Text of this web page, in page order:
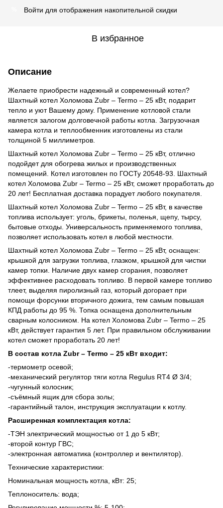
Войти для отображения накопительной скидки
В избранное
Описание
Желаете приобрести надежный и современный котел?
Шахтный котел Холомова Zubr – Termo – 25 кВт, подарит
тепло и уют Вашему дому. Применение котловой стали
является залогом долговечной работы котла. Загрузочная
камера котла и теплообменник изготовлены из стали
толщиной 5 миллиметров.
Шахтный котел Холомова Zubr – Termo – 25 кВт, отлично
подойдет для обогрева жилых и производственных
помещений. Котел изготовлен по ГОСТу 20548-93. Шахтный
котел Холомова Zubr – Termo – 25 кВт, сможет проработать до
20 лет! Бесплатная доставка порадует любого покупателя.
Шахтный котел Холомова Zubr – Termo – 25 кВт, в качестве
топлива использует: уголь, брикеты, поленья, щепу, тырсу,
бытовые отходы. Универсальность применяемого топлива,
позволяет использовать котел в любой местности.
Шахтный котел Холомова Zubr – Termo – 25 кВт, оснащен:
крышкой для загрузки топлива, глазком, крышкой для чистки
камер топки. Наличие двух камер сгорания, позволяет
эффективнее расходовать топливо. В первой камере топливо
тлеет, выделяя пиролизный газ, который догорает при
помощи форсунки вторичного дожига, тем самым повышая
КПД работы до 95 %. Топка оснащена дополнительным
сварным колосником. На котел Холомова Zubr – Termo – 25
кВт, действует гарантия 5 лет. При правильном обслуживании
котел сможет проработать 20 лет!
В состав котла Zubr – Termo – 25 кВт входит:
-термометр осевой;
-механический регулятор тяги котла Regulus RT4 Ø 3/4;
-чугунный колосник;
-съёмный ящик для сбора золы;
-гарантийный талон, инструкция эксплуатации к котлу.
Расширенная комплектация котла:
-ТЭН электрический мощностью от 1 до 5 кВт;
-второй контур ГВС;
-электронная автоматика (контроллер и вентилятор).
Технические характеристики:
Номинальная мощность котла, кВт: 25;
Теплоноситель: вода;